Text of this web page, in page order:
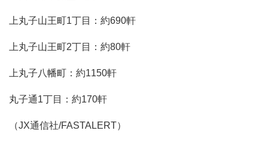
上丸子山王町1丁目：約690軒
上丸子山王町2丁目：約80軒
上丸子八幡町：約1150軒
丸子通1丁目：約170軒
（JX通信社/FASTALERT）